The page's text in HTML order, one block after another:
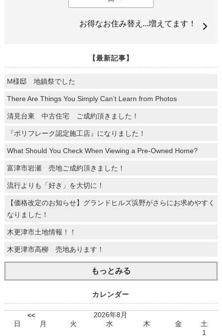
お得なお住み替え...増えてます！
【最新記事】
M様邸 地鎮祭でした
There Are Things You Simply Can’t Learn from Photos
清見台東 中古住宅 ご成約頂きました！
『ポリフレーク認定施工店』になりました！
What Should You Check When Viewing a Pre-Owned Home?
富津市岩瀬 売地ご成約頂きました！
流行よりも「好き」を大切に！
【価格改定のお知らせ】グランドヒルズ浜野がさらにお求めやすく
なりました！
木更津市土地情報！！
木更津市高柳 売地あります！
もっとみる
カレンダー
<<
2026年8月
日
月 火 水 木 金
土
1